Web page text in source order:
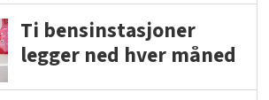
Ti bensinstasjoner
legger ned hver måned